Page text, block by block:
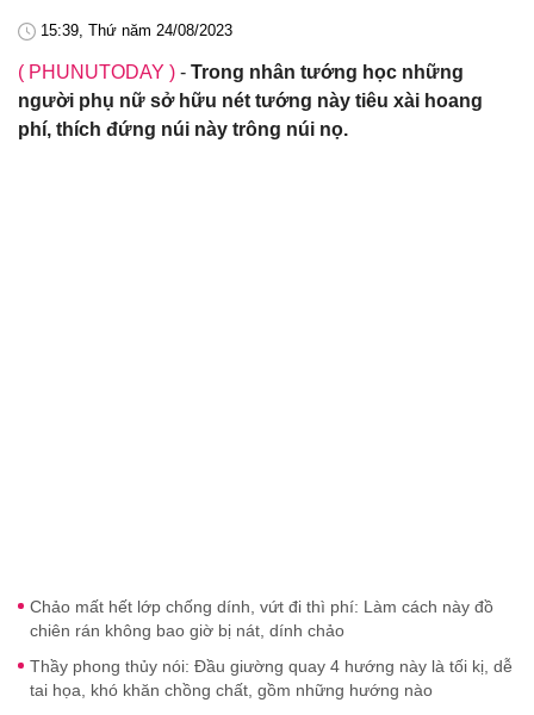
15:39, Thứ năm 24/08/2023
( PHUNUTODAY ) - Trong nhân tướng học những
người phụ nữ sở hữu nét tướng này tiêu xài hoang
phí, thích đứng núi này trông núi nọ.
Chảo mất hết lớp chống dính, vứt đi thì phí: Làm cách này đồ
chiên rán không bao giờ bị nát, dính chảo
Thầy phong thủy nói: Đầu giường quay 4 hướng này là tối kị, dễ
tai họa, khó khăn chồng chất, gồm những hướng nào